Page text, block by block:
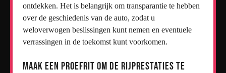
ontdekken. Het is belangrijk om transparantie te hebben
over de geschiedenis van de auto, zodat u
weloverwogen beslissingen kunt nemen en eventuele
verrassingen in de toekomst kunt voorkomen.
Maak een proefrit om de rijprestaties te